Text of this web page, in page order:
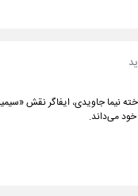
ساخته نیما جاویدی، ایفاگر نقش
می‌داند.